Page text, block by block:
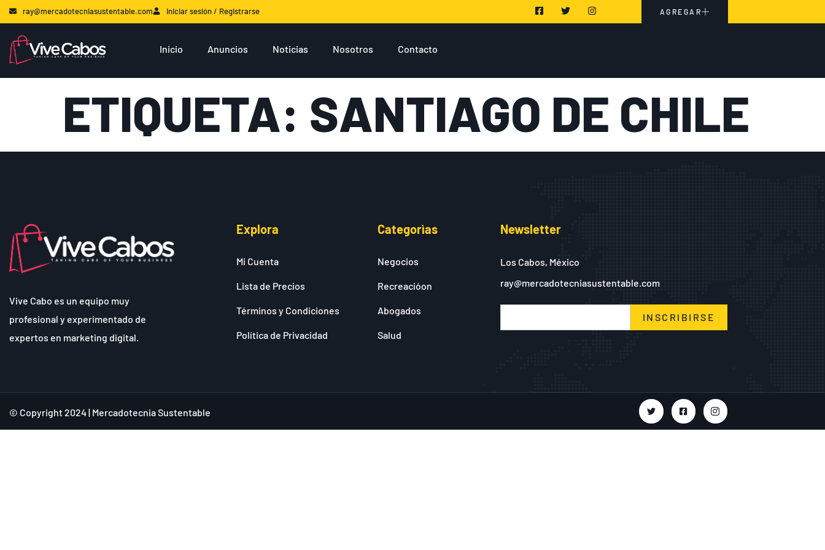
ray@mercadotecniasustentable.com Iniciar sesión / Registrarse AGREGAR
Inicio Anuncios Noticias Nosotros Contacto
ETIQUETA: SANTIAGO DE CHILE
Vive Cabo es un equipo muy
profesional y experimentado de
expertos en marketing digital.
Explora
Mi Cuenta
Lista de Precios
Términos y Condiciones
Política de Privacidad
Categorìas
Negocios
Recreacióon
Abogados
Salud
Newsletter
Los Cabos, México
ray@mercadotecniasustentable.com
INSCRIBIRSE
© Copyright 2024 | Mercadotecnia Sustentable